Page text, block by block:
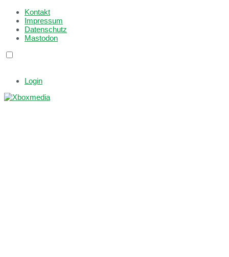
Kontakt
Impressum
Datenschutz
Mastodon
Login